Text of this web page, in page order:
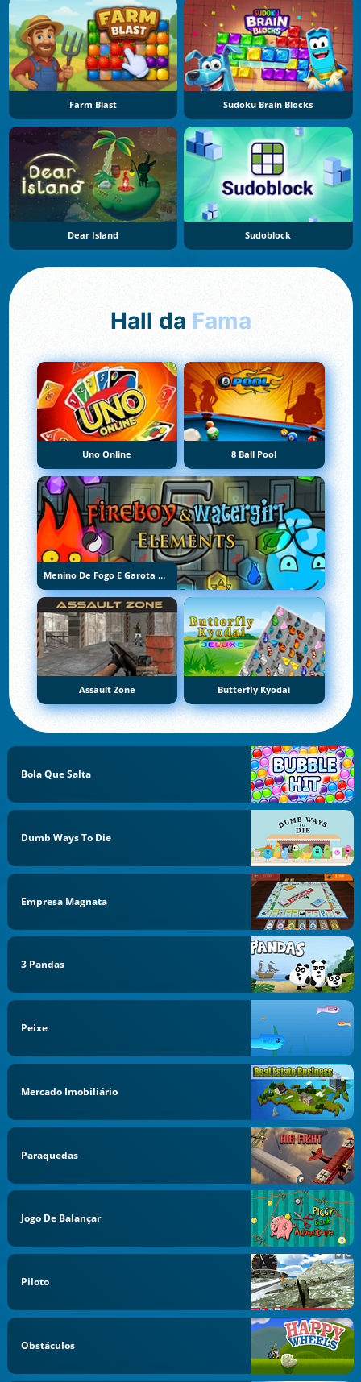
Farm Blast Sudoku Brain Blocks
Dear Island Sudoblock
Hall da Fama
Uno Online 8 Ball Pool
Menino De Fogo E Garota De Água 5: Elementos
Assault Zone Butterfly Kyodai
Bola Que Salta
Dumb Ways To Die
Empresa Magnata
3 Pandas
Peixe
Mercado Imobiliário
Paraquedas
Jogo De Balançar
Piloto
Obstáculos